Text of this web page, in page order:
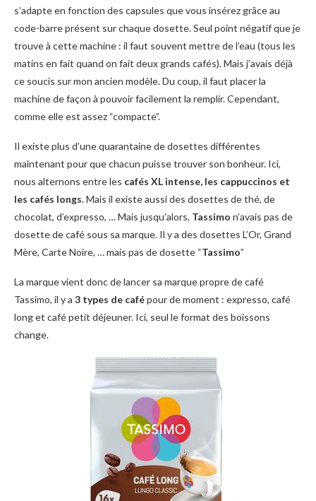
s’adapte en fonction des capsules que vous insérez grâce au
code-barre présent sur chaque dosette. Seul point négatif que je
trouve à cette machine : il faut souvent mettre de l’eau (tous les
matins en fait quand on fait deux grands cafés). Mais j’avais déjà
ce soucis sur mon ancien modèle. Du coup, il faut placer la
machine de façon à pouvoir facilement la remplir. Cependant,
comme elle est assez “compacte”.
Il existe plus d’une quarantaine de dosettes différentes
maintenant pour que chacun puisse trouver son bonheur. Ici,
nous alternons entre les cafés XL intense, les cappuccinos et
les cafés longs. Mais il existe aussi des dosettes de thé, de
chocolat, d’expresso, … Mais jusqu’alors, Tassimo n’avais pas de
dosette de café sous sa marque. Il y a des dosettes L’Or, Grand
Mère, Carte Noire, … mais pas de dosette “Tassimo”
La marque vient donc de lancer sa marque propre de café
Tassimo, il y a 3 types de cafépour de moment : expresso, café
long et café petit déjeuner. Ici, seul le format des boissons
change.